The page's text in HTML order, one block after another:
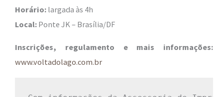
Horário: largada às 4h
Local: Ponte JK – Brasília/DF
Inscrições, regulamento e mais informações:
www.voltadolago.com.br